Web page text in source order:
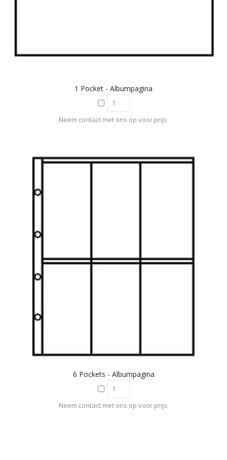
1 Pocket - Albumpagina
Neem contact met ons op voor prijs.
6 Pockets - Albumpagina
Neem contact met ons op voor prijs.